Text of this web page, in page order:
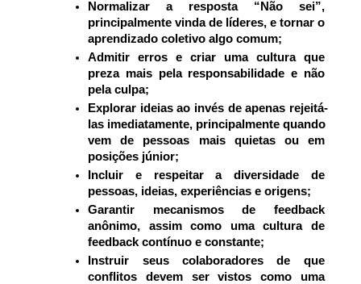
Normalizar a resposta “Não sei”,
principalmente vinda de líderes, e tornar o
aprendizado coletivo algo comum;
Admitir erros e criar uma cultura que
preza mais pela responsabilidade e não
pela culpa;
Explorar ideias ao invés de apenas rejeitá-
las imediatamente, principalmente quando
vem de pessoas mais quietas ou em
posições júnior;
Incluir e respeitar a diversidade de
pessoas, ideias, experiências e origens;
Garantir mecanismos de feedback
anônimo, assim como uma cultura de
feedback contínuo e constante;
Instruir seus colaboradores de que
conflitos devem ser vistos como uma